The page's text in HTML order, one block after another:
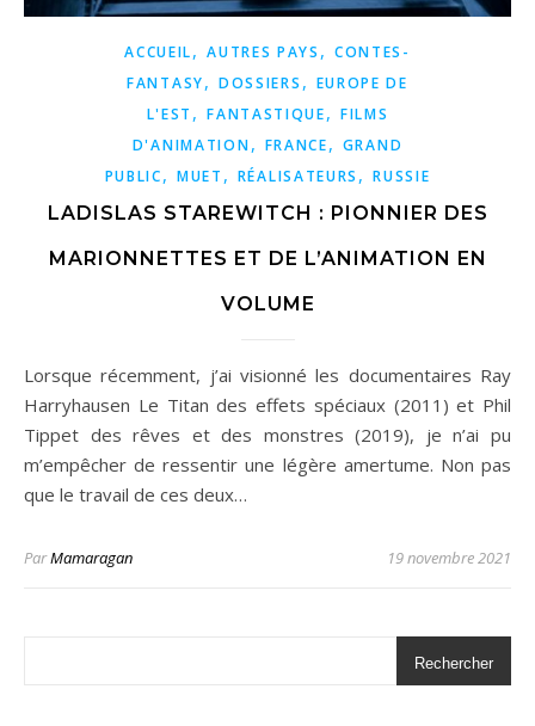
ACCUEIL,AUTRES PAYS , CONTES-
FANTASY, DOSSIERS , EUROPE DE
L'EST ,FANTASTIQUE, FILMS
D'ANIMATION, FRANCE, GRAND
PUBLIC, MUET , RÉALISATEURS ,RUSSIE
LADISLAS STAREWITCH : PIONNIER DES
MARIONNETTES ET DE L’ANIMATION EN
VOLUME
Lorsque récemment, j’ai visionné les documentaires Ray
Harryhausen Le Titan des effets spéciaux (2011) et Phil
Tippet des rêves et des monstres (2019), je n’ai pu
m’empêcher de ressentir une légère amertume. Non pas
que le travail de ces deux…
ParMamaragan 19 novembre 2021
Rechercher